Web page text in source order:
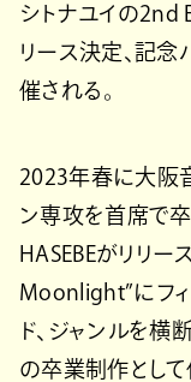
シトナユイの2nd
リース決定、記念
催される。
2023年春に大阪
ン専攻を首席で
HASEBEがリリ
Moonlight”にフィ
ド、ジャンルを横
の卒業制作として